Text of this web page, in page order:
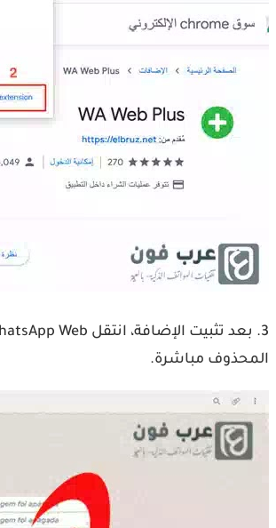
المحذوف مباشرة.